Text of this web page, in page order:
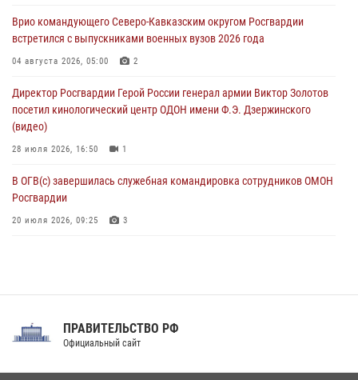
нарушений миграционного законодательства
07 августа 2026, 12:54
07 августа 2026, 12:37
Врио командующего Северо-Кавказским округом Росгвардии
встретился с выпускниками военных вузов 2026 года
04 августа 2026, 05:00 2
Директор Росгвардии Герой России генерал армии Виктор Золотов
посетил кинологический центр ОДОН имени Ф.Э. Дзержинского
(видео)
28 июля 2026, 16:50 1
В ОГВ(с) завершилась служебная командировка сотрудников ОМОН
Росгвардии
20 июля 2026, 09:25 3
Праздник «Один день с Росгвардией» к 105-летию Центрального
ПРАВИТЕЛЬСТВО РФ
Официальный сайт